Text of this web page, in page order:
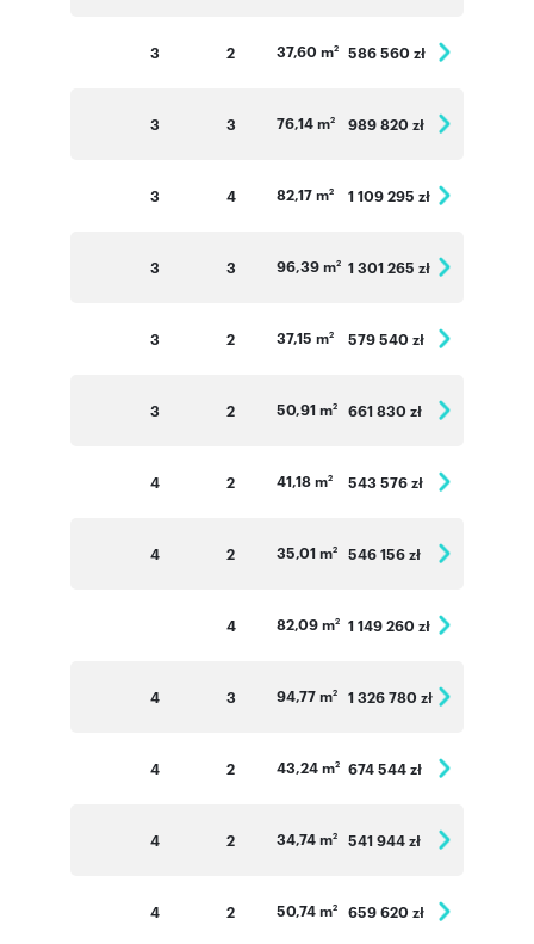
3 2 37,60 m2 586 560 zł
3 3 76,14 m2 989 820 zł
3 4 82,17 m2 1 109 295 zł
3 3 96,39 m2 1 301 265 zł
3 2 37,15 m2 579 540 zł
3 2 50,91 m2 661 830 zł
4 2 41,18 m2 543 576 zł
4 2 35,01 m2 546 156 zł
4 82,09 m2 1 149 260 zł
4 3 94,77 m2 1 326 780 zł
4 2 43,24 m2 674 544 zł
4 2 34,74 m2 541 944 zł
4 2 50,74 m2 659 620 zł